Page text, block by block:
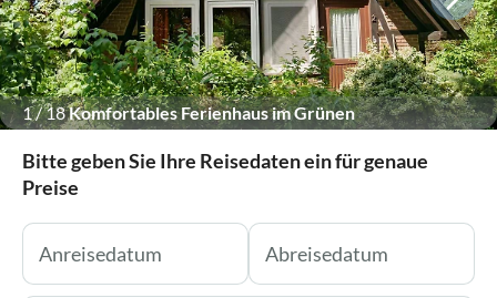
1/18Komfortables Ferienhaus im Grünen
Bitte geben Sie Ihre Reisedaten ein für genaue
Preise